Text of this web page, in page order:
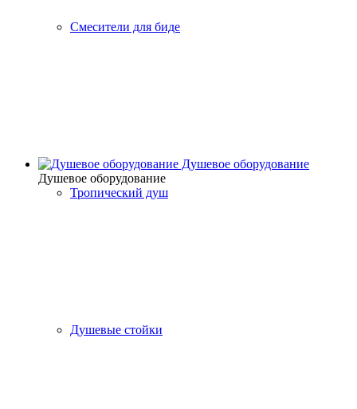
Смесители для биде
Душевое оборудование
Душевое оборудование
Тропический душ
Душевые стойки